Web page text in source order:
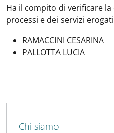
Ha il compito di verificare
processi e dei servizi
RAMACCINI CESARINA
PALLOTTA LUCIA
MENU CEV SECOND
Chi siamo